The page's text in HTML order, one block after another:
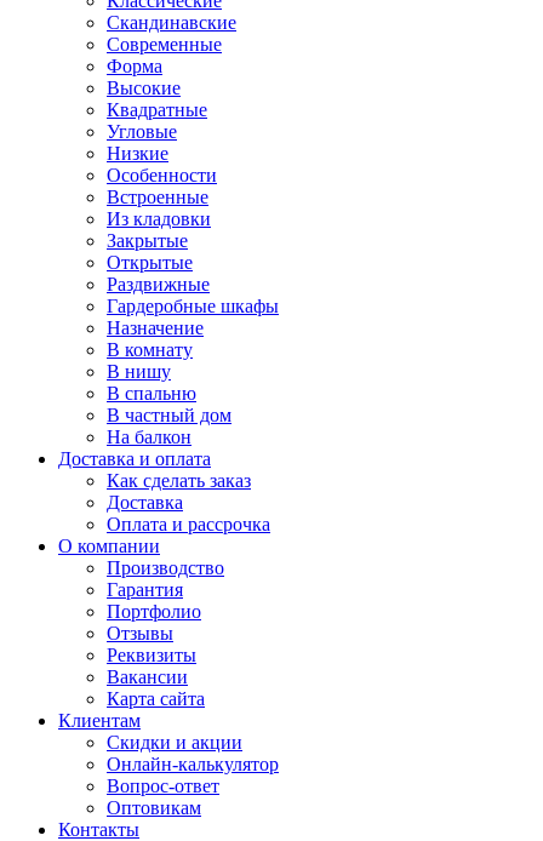
Скандинавские
Современные
Форма
Высокие
Квадратные
Угловые
Низкие
Особенности
Встроенные
Из кладовки
Закрытые
Открытые
Раздвижные
Гардеробные шкафы
Назначение
В комнату
В нишу
В спальню
В частный дом
На балкон
Доставка и оплата
Как сделать заказ
Доставка
Оплата и рассрочка
О компании
Производство
Гарантия
Портфолио
Отзывы
Реквизиты
Вакансии
Карта сайта
Клиентам
Скидки и акции
Онлайн-калькулятор
Вопрос-ответ
Оптовикам
Контакты